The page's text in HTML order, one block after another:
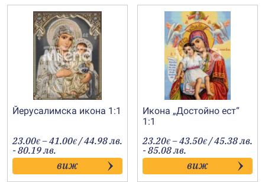
Йерусалимска икона 1:1
23.00€ –41.00€Price
range:
23.00€
through
41.00€
/ 44.98 лв.
- 80.19 лв.
виж
Икона „Достойно ест“
1:1
23.20€ –43.50€Price
range:
23.20€
through
43.50€
/ 45.38 лв.
- 85.08 лв.
виж